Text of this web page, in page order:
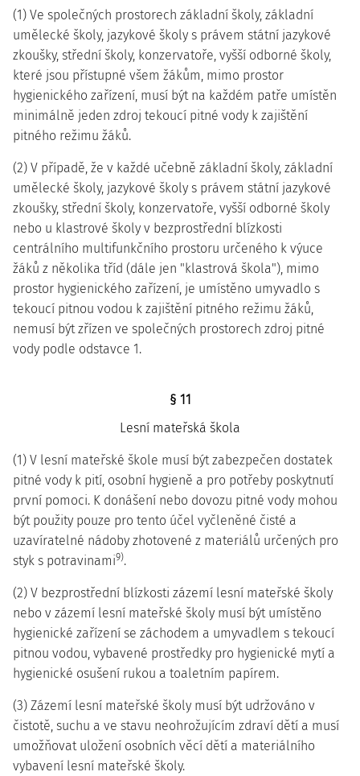
(1) Ve společných prostorech základní školy, základní
umělecké školy, jazykové školy s právem státní jazykové
zkoušky, střední školy, konzervatoře, vyšší odborné školy,
které jsou přístupné všem žákům, mimo prostor
hygienického zařízení, musí být na každém patře umístěn
minimálně jeden zdroj tekoucí pitné vody k zajištění
pitného režimu žáků.
(2) V případě, že v každé učebně základní školy, základní
umělecké školy, jazykové školy s právem státní jazykové
zkoušky, střední školy, konzervatoře, vyšší odborné školy
nebo u klastrové školy v bezprostřední blízkosti
centrálního multifunkčního prostoru určeného k výuce
žáků z několika tříd (dále jen "klastrová škola"), mimo
prostor hygienického zařízení, je umístěno umyvadlo s
tekoucí pitnou vodou k zajištění pitného režimu žáků,
nemusí být zřízen ve společných prostorech zdroj pitné
vody podle odstavce 1.
§ 11
Lesní mateřská škola
(1) V lesní mateřské škole musí být zabezpečen dostatek
pitné vody k pití, osobní hygieně a pro potřeby poskytnutí
první pomoci. K donášení nebo dovozu pitné vody mohou
být použity pouze pro tento účel vyčleněné čisté a
uzavíratelné nádoby zhotovené z materiálů určených pro
styk s potravinami9).
(2) V bezprostřední blízkosti zázemí lesní mateřské školy
nebo v zázemí lesní mateřské školy musí být umístěno
hygienické zařízení se záchodem a umyvadlem s tekoucí
pitnou vodou, vybavené prostředky pro hygienické mytí a
hygienické osušení rukou a toaletním papírem.
(3) Zázemí lesní mateřské školy musí být udržováno v
čistotě, suchu a ve stavu neohrožujícím zdraví dětí a musí
umožňovat uložení osobních věcí dětí a materiálního
vybavení lesní mateřské školy.